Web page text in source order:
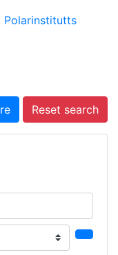
Polarinstitutts
Reset search